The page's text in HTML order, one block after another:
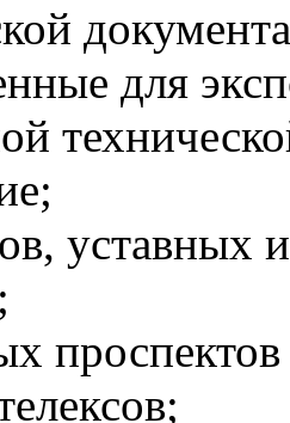
для
уставных
проспектов